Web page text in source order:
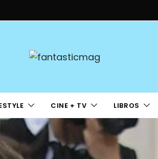
CINE + TV LIBROS